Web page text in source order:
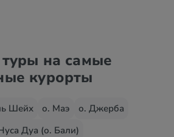
на самые
курорты
Шейх о. Маэ
о. Джерба
Дуа (о. Бали)